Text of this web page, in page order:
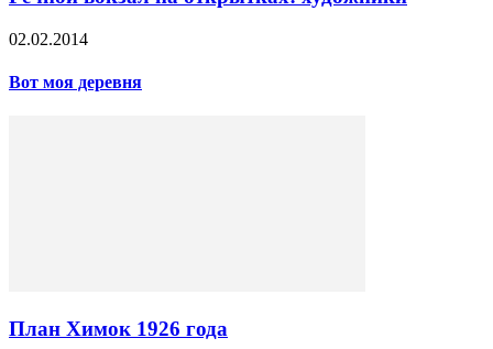
02.02.2014
Вот моя деревня
План Химок 1926 года